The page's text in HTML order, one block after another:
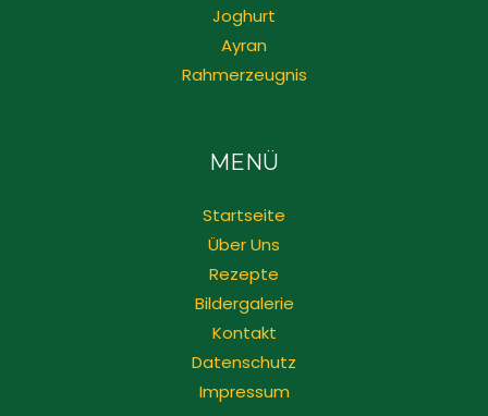
Joghurt
Ayran
Rahmerzeugnis
MENÜ
Startseite
Über Uns
Rezepte
Bildergalerie
Kontakt
Datenschutz
Impressum